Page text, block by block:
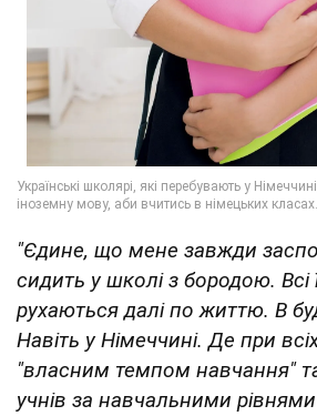
"Єдине, що мене завжди
сидить у школі з бородою. Всі
рухаються далі по життю. В
Навіть у Німеччині. Де при всіх
"власним темпом навчання"
учнів за навчальними